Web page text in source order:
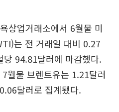
상업거래소에서 6월물 미
는 전 거래일 대비 0.27
94.81달러에 마감했다.
월물 브렌트유는 1.21달러
달러로 집계됐다.